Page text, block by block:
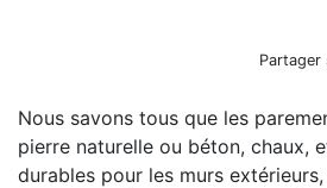
Parements extérieurs : lesPartager
Nous savons tous que les
pierre naturelle ou béton, chaux,
durables pour les murs